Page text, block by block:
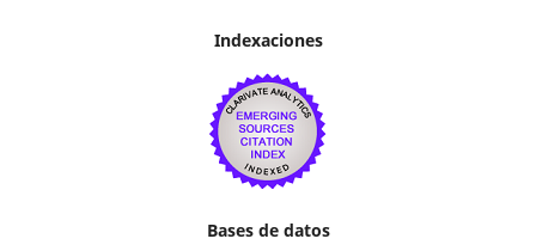
Indexaciones
Bases de datos